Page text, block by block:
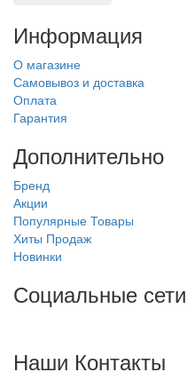
Информация
О магазине
Самовывоз и доставка
Оплата
Гарантия
Дополнительно
Бренд
Акции
Популярные Товары
Хиты Продаж
Новинки
Социальные сети
Наши Контакты